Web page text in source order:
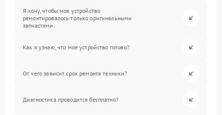
Я хочу, чтобы мое устройство
ремонтировалось только оригинальными
запчастями.
Как я узнаю, что мое устройство готово?
От чего зависит срок ремонта техники?
Диагностика проводится бесплатно?